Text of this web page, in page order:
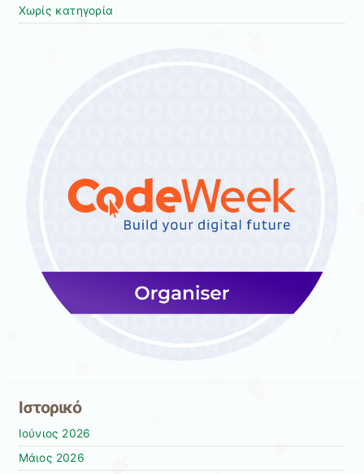
Χωρίς κατηγορία
Ιστορικό
Ιούνιος 2026
Μάιος 2026